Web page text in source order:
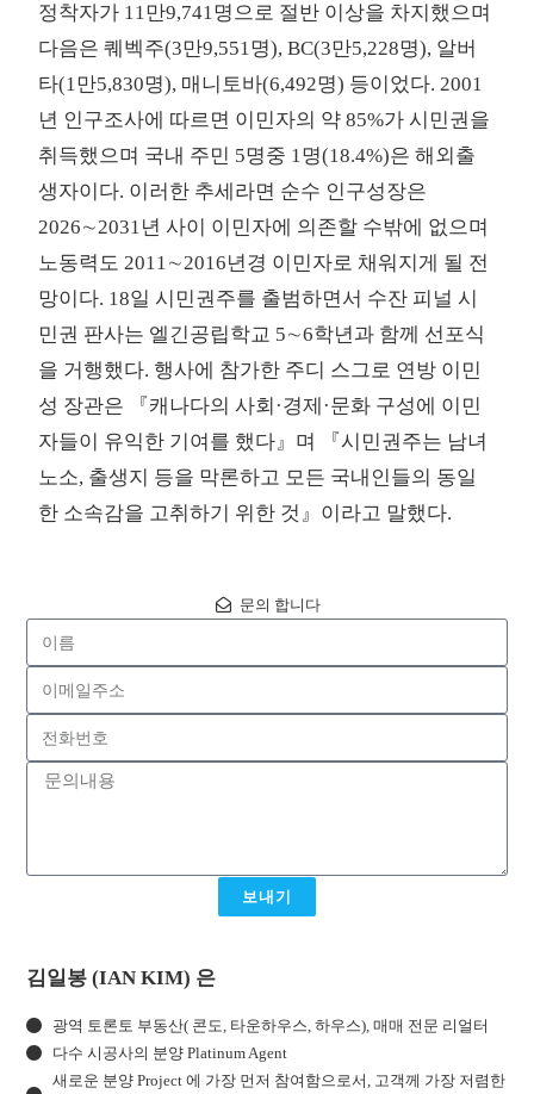
정착자가 11만9,741명으로 절반 이상을 차지했으며
다음은 퀘벡주(3만9,551명), BC(3만5,228명), 알버
타(1만5,830명), 매니토바(6,492명) 등이었다. 2001
년 인구조사에 따르면 이민자의 약 85%가 시민권을
취득했으며 국내 주민 5명중 1명(18.4%)은 해외출
생자이다. 이러한 추세라면 순수 인구성장은
2026∼2031년 사이 이민자에 의존할 수밖에 없으며
노동력도 2011∼2016년경 이민자로 채워지게 될 전
망이다. 18일 시민권주를 출범하면서 수잔 피널 시
민권 판사는 엘긴공립학교 5∼6학년과 함께 선포식
을 거행했다. 행사에 참가한 주디 스그로 연방 이민
성 장관은 『캐나다의 사회·경제·문화 구성에 이민
자들이 유익한 기여를 했다』며 『시민권주는 남녀
노소, 출생지 등을 막론하고 모든 국내인들의 동일
한 소속감을 고취하기 위한 것』이라고 말했다.
문의 합니다
보내기
김일봉 (IAN KIM) 은
광역 토론토 부동산( 콘도, 타운하우스, 하우스), 매매 전문 리얼터
다수 시공사의 분양 Platinum Agent
새로운 분양 Project 에 가장 먼저 참여함으로서, 고객께 가장 저렴한